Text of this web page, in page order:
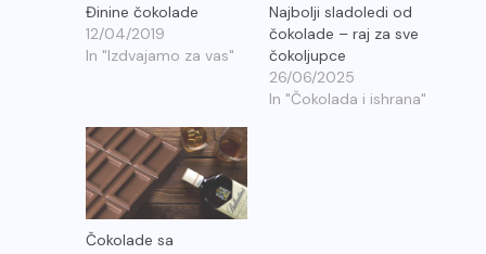
Đinine čokolade
12/04/2019
In "Izdvajamo za vas"
Najbolji sladoledi od
čokolade – raj za sve
čokoljupce
26/06/2025
In "Čokolada i ishrana"
Čokolade sa